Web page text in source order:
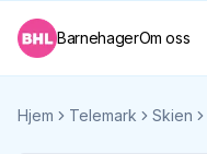
BarnehagerOm oss
Hjem Telemark Skien